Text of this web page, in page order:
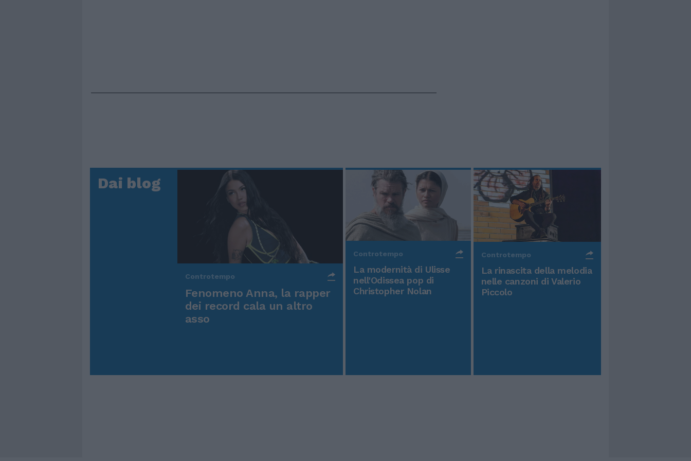
Dai blog
Controtempo
Fenomeno Anna, la rapper
dei record cala un altro
asso
Controtempo
La modernità di Ulisse
nell'Odissea pop di
Christopher Nolan
Controtempo
La rinascita della melodia
nelle canzoni di Valerio
Piccolo